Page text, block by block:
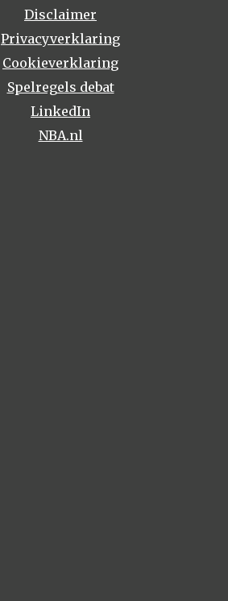
Disclaimer
Privacyverklaring
Cookieverklaring
Spelregels debat
LinkedIn
NBA.nl